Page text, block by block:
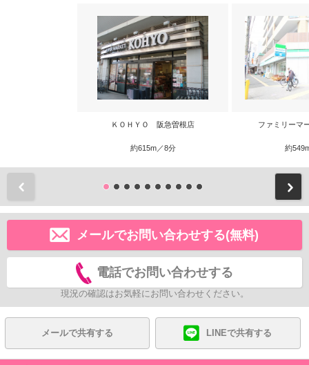
ＫＯＨＹＯ 阪急曽根店
約615m／8分
ファミリーマ
約
メールでお問い合わせする(無料)
電話でお問い合わせする
現況の確認はお気軽にお問い合わせください。
メールで共有する LINEで共有する